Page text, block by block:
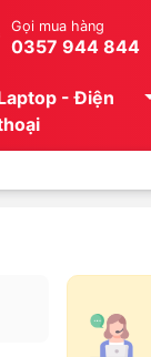
Gọi mua hàng
0357 944 844
- Điện